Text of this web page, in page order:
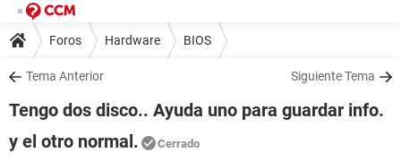
Foros Hardware BIOS
Tema Anterior Siguiente Tema
Tengo dos disco.. Ayuda uno para guardar info.
y el otro normal.
Cerrado